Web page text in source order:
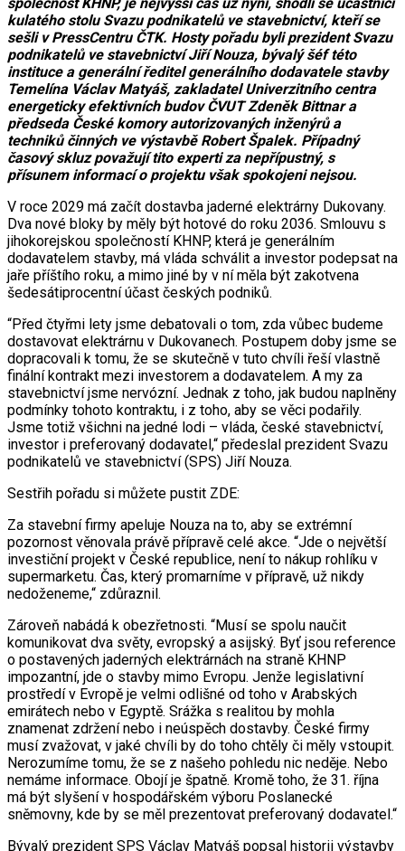
kulatého stolu Svazu podnikatelů ve stavebnictví, kteří se
sešli v PressCentru ČTK. Hosty pořadu byli prezident Svazu
podnikatelů ve stavebnictví Jiří Nouza, bývalý šéf této
instituce a generální ředitel generálního dodavatele stavby
Temelína Václav Matyáš, zakladatel Univerzitního centra
energeticky efektivních budov ČVUT Zdeněk Bittnar a
předseda České komory autorizovaných inženýrů a
techniků činných ve výstavbě Robert Špalek. Případný
časový skluz považují tito experti za nepřípustný, s
přísunem informací o projektu však spokojeni nejsou.
V roce 2029 má začít dostavba jaderné elektrárny Dukovany.
Dva nové bloky by měly být hotové do roku 2036. Smlouvu s
jihokorejskou společností KHNP, která je generálním
dodavatelem stavby, má vláda schválit a investor podepsat na
jaře příštího roku, a mimo jiné by v ní měla být zakotvena
šedesátiprocentní účast českých podniků.
“Před čtyřmi lety jsme debatovali o tom, zda vůbec budeme
dostavovat elektrárnu v Dukovanech. Postupem doby jsme se
dopracovali k tomu, že se skutečně v tuto chvíli řeší vlastně
finální kontrakt mezi investorem a dodavatelem. A my za
stavebnictví jsme nervózní. Jednak z toho, jak budou naplněny
podmínky tohoto kontraktu, i z toho, aby se věci podařily.
Jsme totiž všichni na jedné lodi – vláda, české stavebnictví,
investor i preferovaný dodavatel,“ předeslal prezident Svazu
podnikatelů ve stavebnictví (SPS) Jiří Nouza.
Sestřih pořadu si můžete pustit ZDE:
Za stavební firmy apeluje Nouza na to, aby se extrémní
pozornost věnovala právě přípravě celé akce. “Jde o největší
investiční projekt v České republice, není to nákup rohlíku v
supermarketu. Čas, který promarníme v přípravě, už nikdy
nedoženeme,“ zdůraznil.
Zároveň nabádá k obezřetnosti. “Musí se spolu naučit
komunikovat dva světy, evropský a asijský. Byť jsou reference
o postavených jaderných elektrárnách na straně KHNP
impozantní, jde o stavby mimo Evropu. Jenže legislativní
prostředí v Evropě je velmi odlišné od toho v Arabských
emirátech nebo v Egyptě. Srážka s realitou by mohla
znamenat zdržení nebo i neúspěch dostavby. České firmy
musí zvažovat, v jaké chvíli by do toho chtěly či měly vstoupit.
Nerozumíme tomu, že se z našeho pohledu nic neděje. Nebo
nemáme informace. Obojí je špatně. Kromě toho, že 31. října
má být slyšení v hospodářském výboru Poslanecké
sněmovny, kde by se měl prezentovat preferovaný dodavatel.“
Bývalý prezident SPS Václav Matyáš popsal historii výstavby